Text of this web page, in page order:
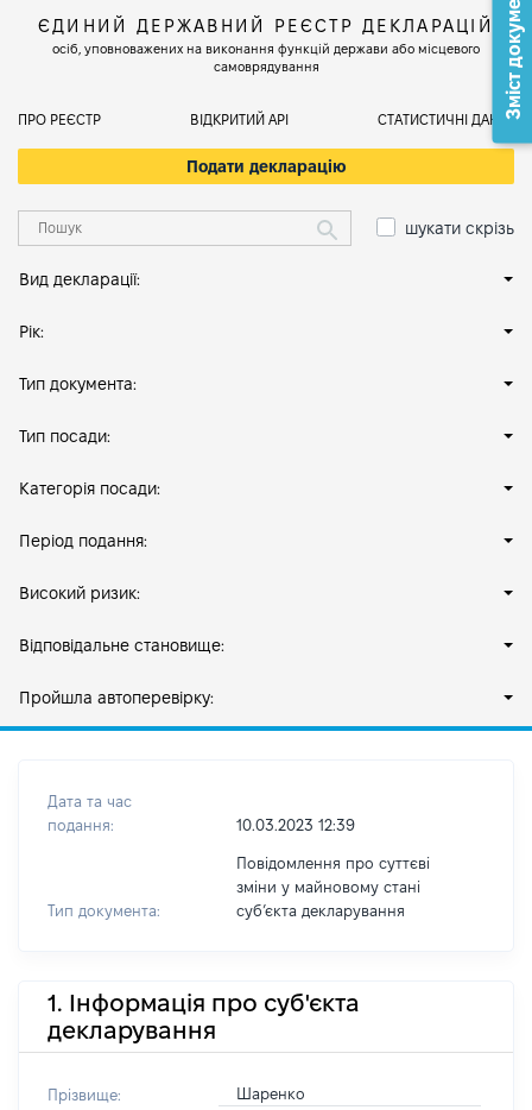
ЄДИНИЙ ДЕРЖАВНИЙ РЕЄСТР ДЕКЛАРАЦІЙ
осіб, уповноважених на виконання функцій держави або місцевого
самоврядування
ПРО РЕЄСТР ВІДКРИТИЙ АРІ СТАТИСТИЧНІ ДАНІ
Подати декларацію
шукати скрізь
Вид декларації:
Рік:
Тип документа:
Тип посади:
Категорія посади:
Період подання:
Високий ризик:
Відповідальне становище:
Пройшла автоперевірку:
Дата та час
подання:
10.03.2023 12:39
Тип документа:
Повідомлення про суттєві
зміни у майновому стані
субʼєкта декларування
1. Інформація про суб'єкта
декларування
Прізвище: Шаренко
Зміст документа